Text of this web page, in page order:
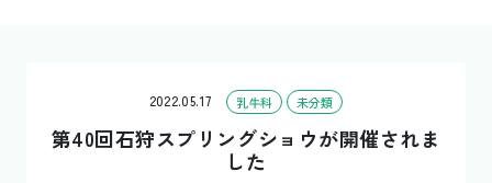
2022.05.17 乳牛科 未分類
第40回石狩スプリングショウが開催されま
した